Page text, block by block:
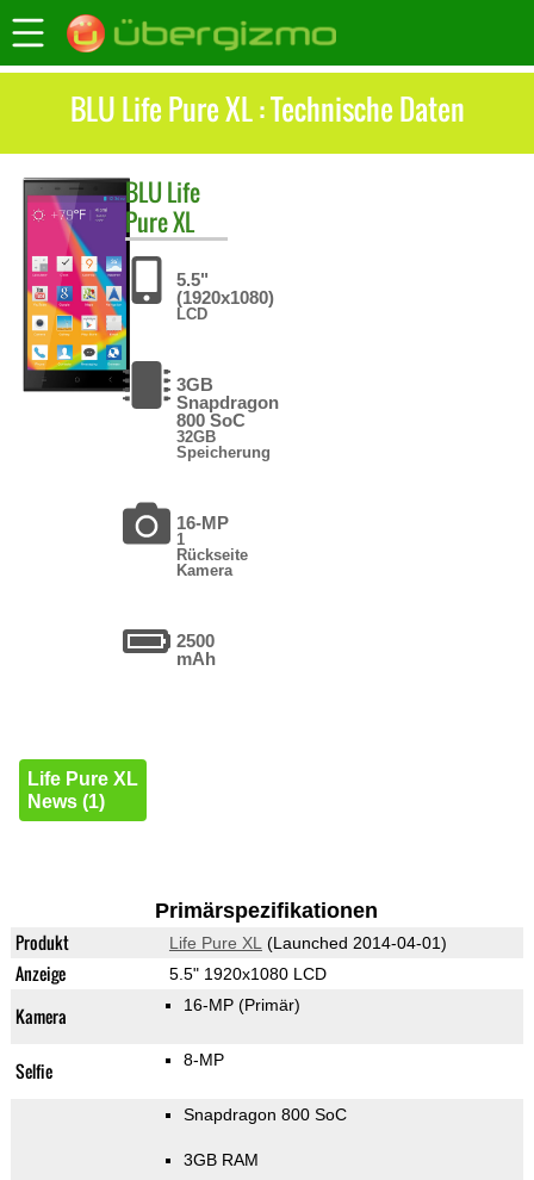
BLU Life Pure XL : Technische Daten
BLULife
Pure XL
5.5"
(1920x1080)
LCD
3GB
Snapdragon
800 SoC
32GB
Speicherung
16-MP
1
Rückseite
Kamera
2500
mAh
Life Pure XL
News (1)
Primärspezifikationen
Produkt Life Pure XL (Launched 2014-04-01)
Anzeige 5.5" 1920x1080 LCD
Kamera 16-MP (Primär)
Selfie 8-MP
Snapdragon 800 SoC
3GB RAM